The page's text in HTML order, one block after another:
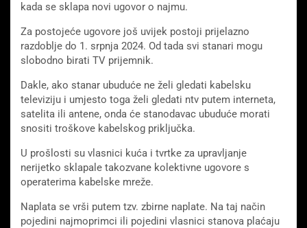
kada se sklapa novi ugovor o najmu.
Za postojeće ugovore još uvijek postoji prijelazno
razdoblje do 1. srpnja 2024. Od tada svi stanari mogu
slobodno birati TV prijemnik.
Dakle, ako stanar ubuduće ne želi gledati kabelsku
televiziju i umjesto toga želi gledati ntv putem interneta,
satelita ili antene, onda će stanodavac ubuduće morati
snositi troškove kabelskog priključka.
U prošlosti su vlasnici kuća i tvrtke za upravljanje
nerijetko sklapale takozvane kolektivne ugovore s
operaterima kabelske mreže.
Naplata se vrši putem tzv. zbirne naplate. Na taj način
pojedini najmoprimci ili pojedini vlasnici stanova plaćaju